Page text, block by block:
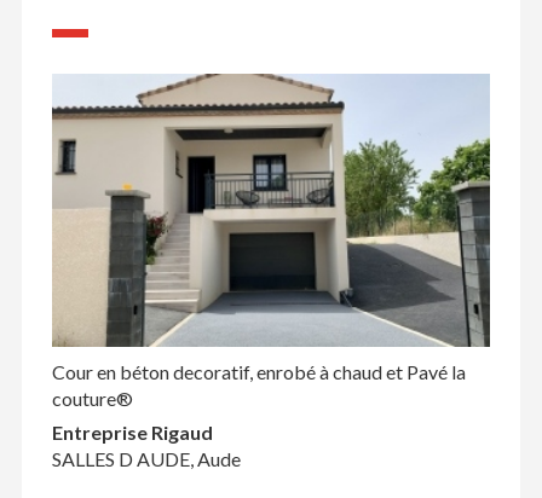
Cour en béton decoratif, enrobé à chaud et Pavé la
couture®
Entreprise Rigaud
SALLES D AUDE, Aude